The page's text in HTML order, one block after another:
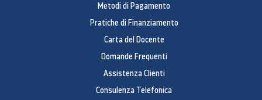
Metodi di Pagamento
Pratiche di Finanziamento
Carta del Docente
Domande Frequenti
Assistenza Clienti
Consulenza Telefonica